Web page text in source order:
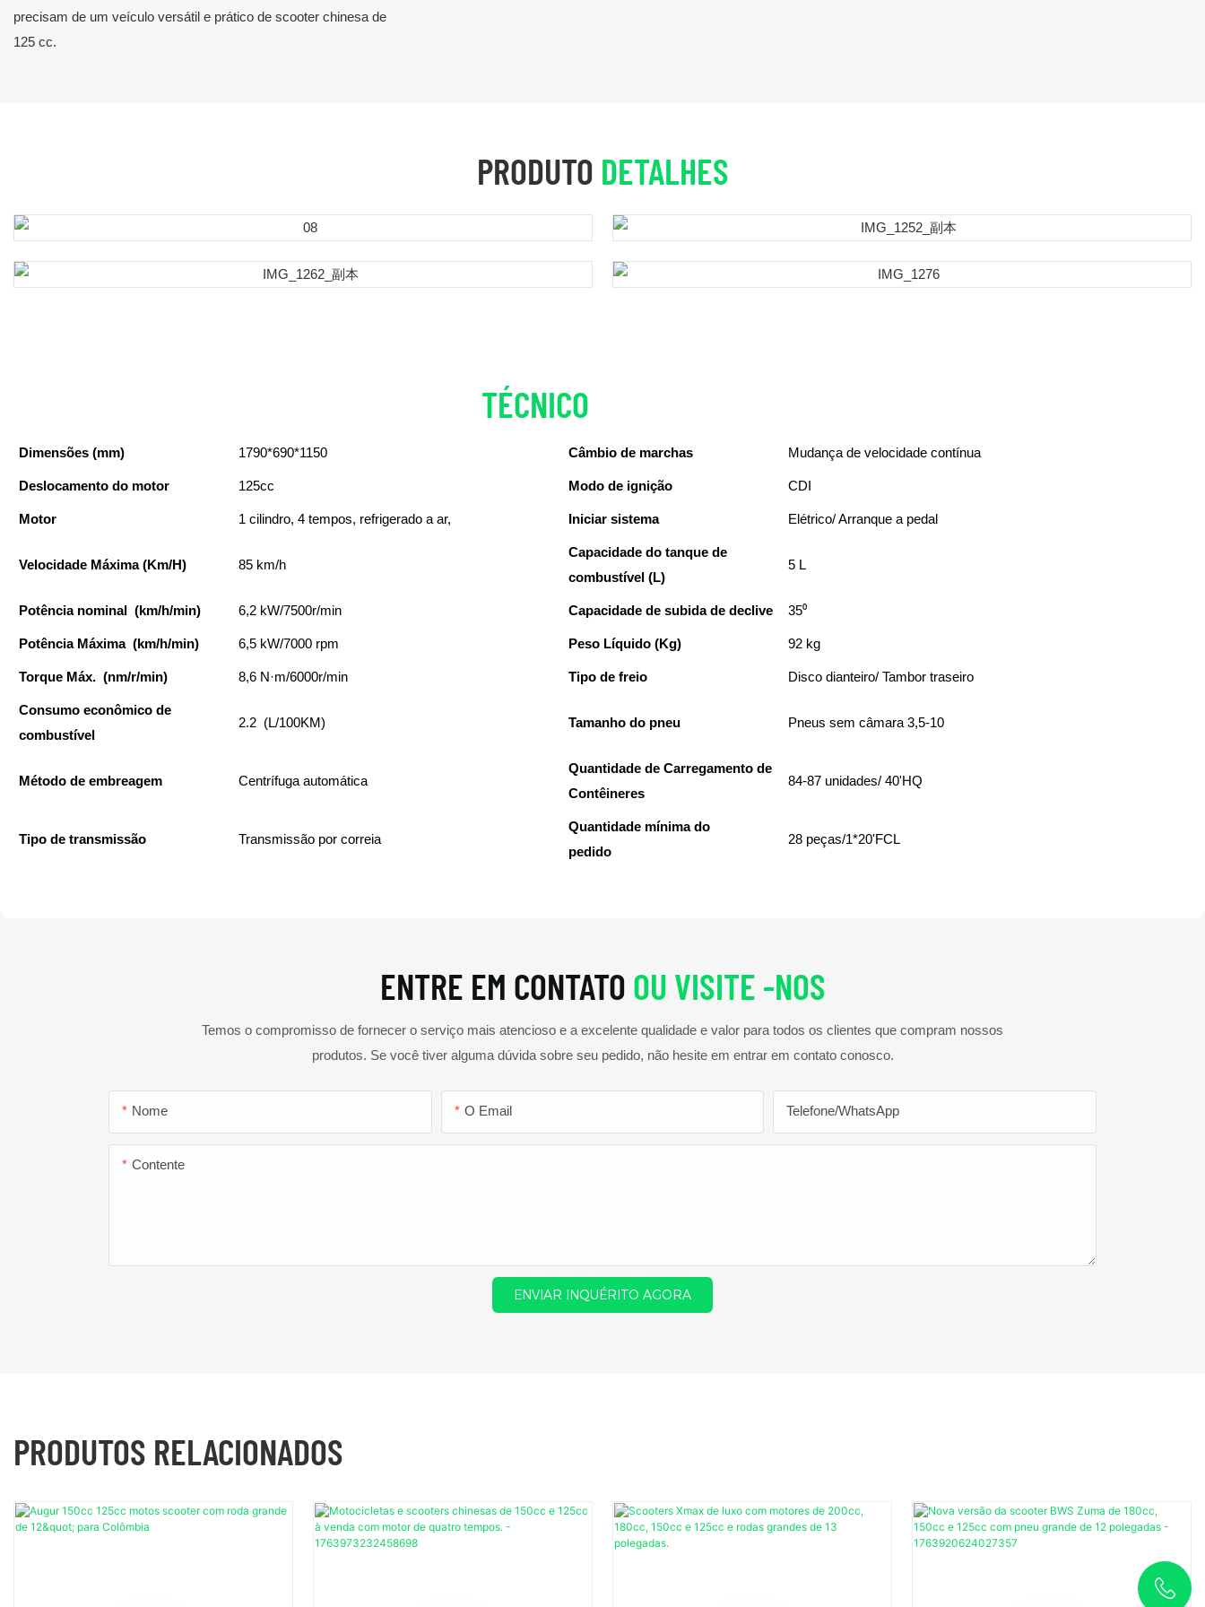
precisam de um veículo versátil e prático de scooter chinesa de
125 cc.
PRODUTO DETALHES
TÉCNICO
Dimensões (mm) 1790*690*1150 Câmbio de marchas Mudança de velocidade contínua
Deslocamento do motor 125cc Modo de ignição CDI
Motor 1 cilindro, 4 tempos, refrigerado a ar, Iniciar sistema Elétrico/ Arranque a pedal
Velocidade Máxima (Km/H) 85 km/h
Capacidade do tanque de
combustível (L)
5 L
Potência nominal (km/h/min) 6,2 kW/7500r/min Capacidade de subida de declive 35⁰
Potência Máxima (km/h/min) 6,5 kW/7000 rpm Peso Líquido (Kg) 92 kg
Torque Máx. (nm/r/min) 8,6 N·m/6000r/min Tipo de freio Disco dianteiro/ Tambor traseiro
Consumo econômico de
combustível
2.2 (L/100KM) Tamanho do pneu Pneus sem câmara 3,5-10
Método de embreagem Centrífuga automática
Quantidade de Carregamento de
Contêineres
84-87 unidades/ 40'HQ
Tipo de transmissão Transmissão por correia
Quantidade mínima do
pedido
28 peças/1*20'FCL
ENTRE EM CONTATO OU VISITE -NOS
Temos o compromisso de fornecer o serviço mais atencioso e a excelente qualidade e valor para todos os clientes que compram nossos
produtos. Se você tiver alguma dúvida sobre seu pedido, não hesite em entrar em contato conosco.
Nome O Email Telefone/WhatsApp
Contente
ENVIAR INQUÉRITO AGORA
PRODUTOS RELACIONADOS